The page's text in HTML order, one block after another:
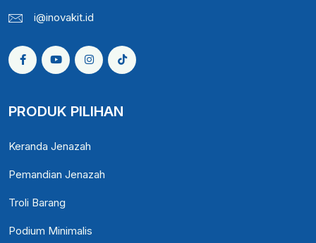
i@inovakit.id
PRODUK PILIHAN
Keranda Jenazah
Pemandian Jenazah
Troli Barang
Podium Minimalis